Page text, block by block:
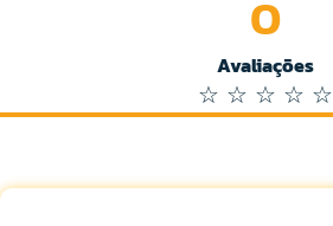
Avaliações
0
☆ ☆ ☆ ☆ ☆